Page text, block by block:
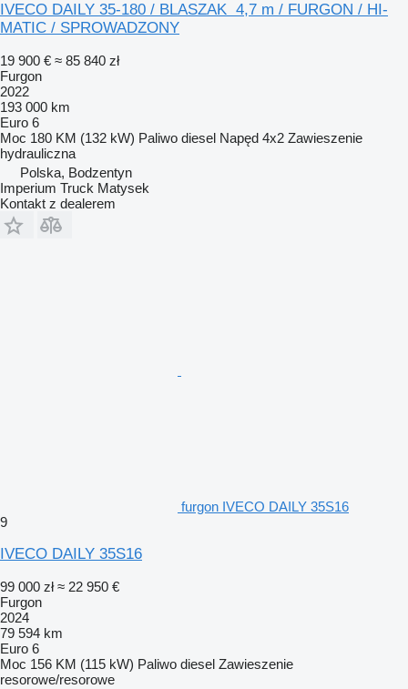
IVECO DAILY 35-180 / BLASZAK 4,7 m / FURGON / HI-
MATIC / SPROWADZONY
19 900 € ≈ 85 840 zł
Furgon
2022
193 000 km
Euro 6
Moc 180 KM (132 kW) Paliwo diesel Napęd 4x2 Zawieszenie
hydrauliczna
Polska, Bodzentyn
Imperium Truck Matysek
Kontakt z dealerem
furgon IVECO DAILY 35S16
9
IVECO DAILY 35S16
99 000 zł ≈ 22 950 €
Furgon
2024
79 594 km
Euro 6
Moc 156 KM (115 kW) Paliwo diesel Zawieszenie
resorowe/resorowe